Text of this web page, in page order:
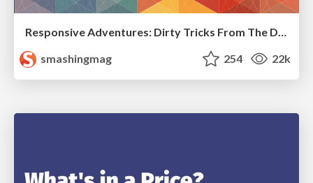
Responsive Adventures: Dirty Tricks From The Dark Corners of Front-End
smashingmag
254 22k